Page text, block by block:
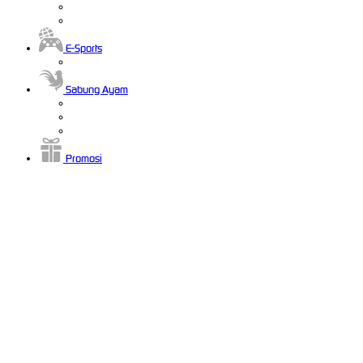
E-Sports
Sabung Ayam
Promosi